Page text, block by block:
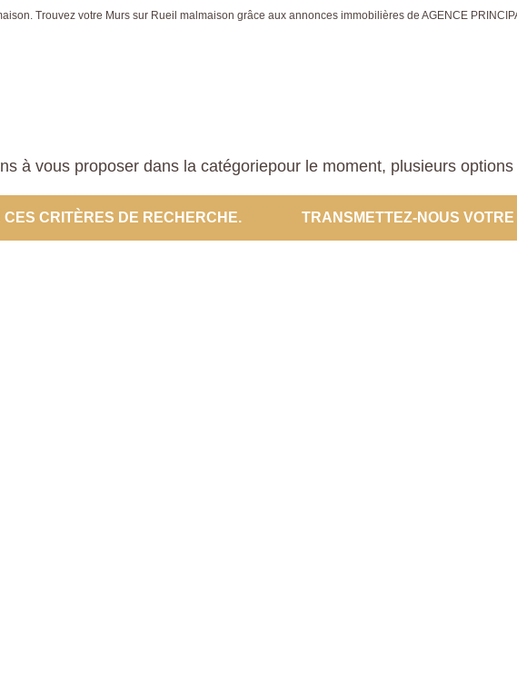
Trouvez votre Murs sur Rueil malmaison grâce aux annonces immobilières de AGENCE
à vous proposer dans la catégoriepour le moment, plusieurs
CRITÈRES DE RECHERCHE. TRANSMETTEZ-NOUS